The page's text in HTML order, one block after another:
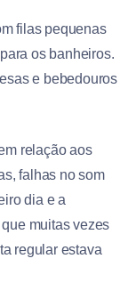
filas pequenas
os banheiros.
e bebedouros
relação aos
falhas no som
dia e a
muitas vezes
regular estava